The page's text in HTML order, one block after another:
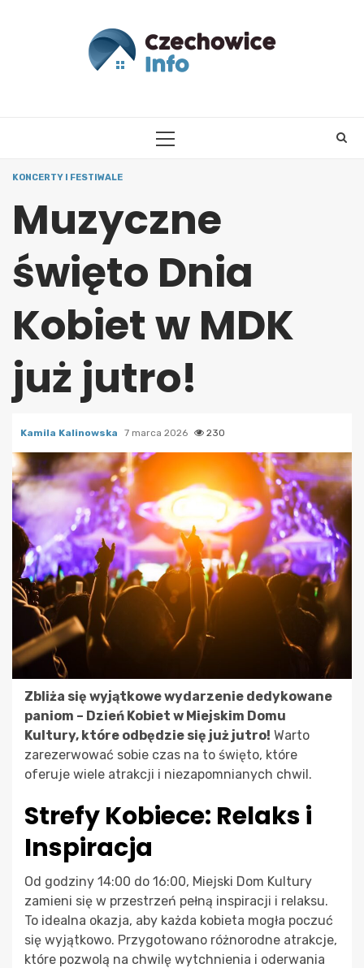
PRIMARY
KONCERTY I FESTIWALE
Muzyczne
święto Dnia
Kobiet w MDK
już jutro!
Kamila Kalinowska 7 marca 2026 230
Zbliża się wyjątkowe wydarzenie dedykowane
paniom – Dzień Kobiet w Miejskim Domu
Kultury, które odbędzie się już jutro! Warto
zarezerwować sobie czas na to święto, które
oferuje wiele atrakcji i niezapomnianych chwil.
Strefy Kobiece: Relaks i
Inspiracja
Od godziny 14:00 do 16:00, Miejski Dom Kultury
zamieni się w przestrzeń pełną inspiracji i relaksu.
To idealna okazja, aby każda kobieta mogła poczuć
się wyjątkowo. Przygotowano różnorodne atrakcje,
które pozwolą na chwilę wytchnienia i oderwania